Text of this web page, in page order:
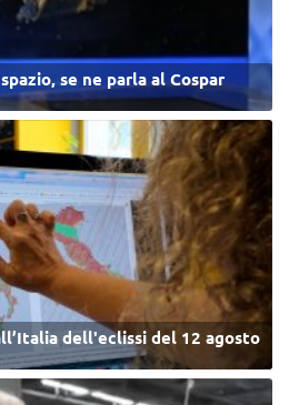
se ne parla al Cospar
dell'eclissi del 12 agosto